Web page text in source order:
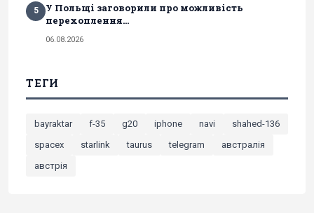
5
У Польщі заговорили про можливість
перехоплення...
06.08.2026
ТЕГИ
bayraktar f-35 g20 iphone navi
shahed-136
spacex
starlink taurus telegram
австралія
австрія